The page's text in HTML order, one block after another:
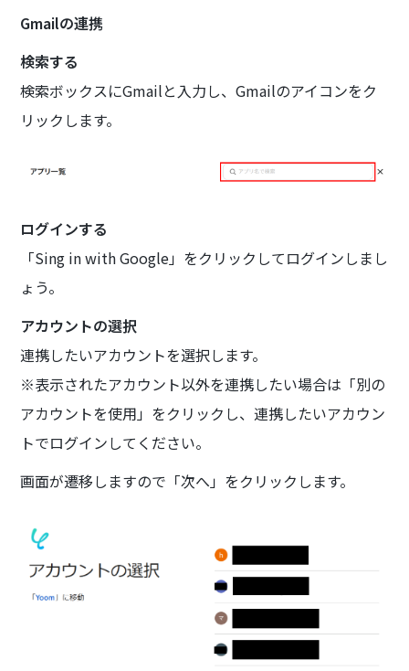
Gmailの連携
検索する
検索ボックスにGmailと入力し、Gmailのアイコンをク
リックします。
ログインする
「Sing in with Google」をクリックしてログインしまし
ょう。
アカウントの選択
連携したいアカウントを選択します。
※表示されたアカウント以外を連携したい場合は「別の
アカウントを使用」をクリックし、連携したいアカウン
トでログインしてください。
画面が遷移しますので「次へ」をクリックします。